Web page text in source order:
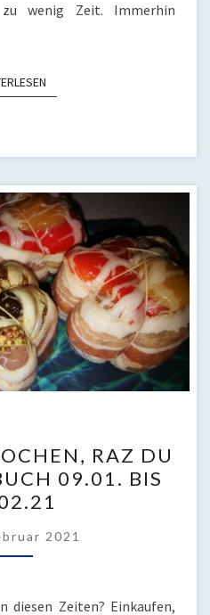
wenig Zeit. Immerhin
WEITERLESEN
KOCHEN,
RAZ
DU
SEIN
–
09.01.
RAZ DU
09.01. BIS
2021
diesen Zeiten? Einkaufen,